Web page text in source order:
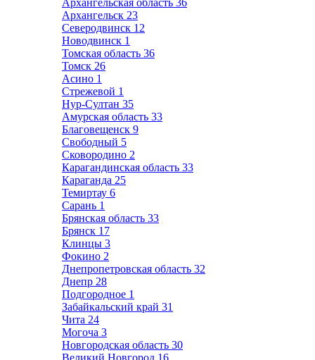
Архангельская область 36
Архангельск 23
Северодвинск 12
Новодвинск 1
Томская область 36
Томск 26
Асино 1
Стрежевой 1
Нур-Султан 35
Амурская область 33
Благовещенск 9
Свободный 5
Сковородино 2
Карагандинская область 33
Караганда 25
Темиртау 6
Сарань 1
Брянская область 33
Брянск 17
Клинцы 3
Фокино 2
Днепропетровская область 32
Днепр 28
Подгородное 1
Забайкальский край 31
Чита 24
Могоча 3
Новгородская область 30
Великий Новгород 16